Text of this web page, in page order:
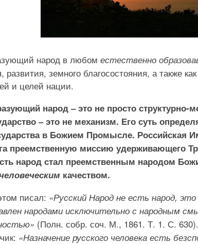
народ в любом естественно
развития, земного благосостояния, а также
и целей нации.
народ ‒ это не просто структурно-
‒ это не механизм. Его суть
в Божием Промысле. Российская
преемственную миссию удерживающего
народ стал преемственным народом
качеством.
писал: «Русский Народ не есть народ,
народами исключительно с народным
(Полн. собр. соч. М., 1861. Т. 1. С.
«Назначение русского человека есть